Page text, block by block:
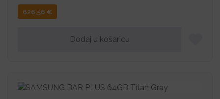
626,56 €
Dodaj u košaricu